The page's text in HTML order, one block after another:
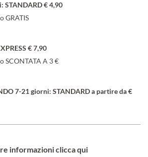
STANDARD € 4,90
GRATIS
€ 7,90
SCONTATA A 3 €
7-21 giorni: STANDARD a partire da €
informazioni clicca qui